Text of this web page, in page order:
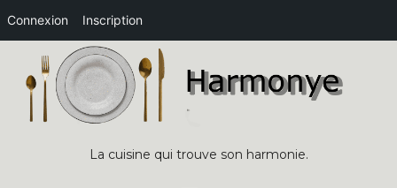
Connexion Inscription
content
La cuisine qui trouve son harmonie.